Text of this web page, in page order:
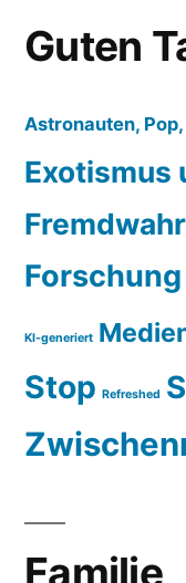
Guten
Astronauten,
Exotismus
KI-generiert
Stop Refreshed
Familie